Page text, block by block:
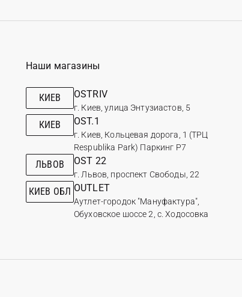
Наши магазины
КИЕВ OSTRIV
г. Киев, улица Энтузиастов, 5
КИЕВ OST.1
г. Киев, Кольцевая дорога, 1 (ТРЦ
Respublika Park) Паркинг Р7
ЛЬВОВ OST 22
г. Львов, проспект Свободы, 22
КИЕВ ОБЛ OUTLET
Аутлет-городок "Мануфактура",
Обуховское шоссе 2, с. Ходосовка